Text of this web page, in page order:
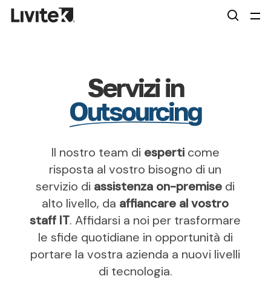
Skip
to
Servizi in
Outsourcing
Il nostro team di esperticome
risposta al vostro bisogno di un
servizio di assistenza on-premise di
alto livello, da affiancare al vostro
staff IT. Affidarsi a noi per trasformare
le sfide quotidiane in opportunità di
portare la vostra azienda a nuovi livelli
di tecnologia.